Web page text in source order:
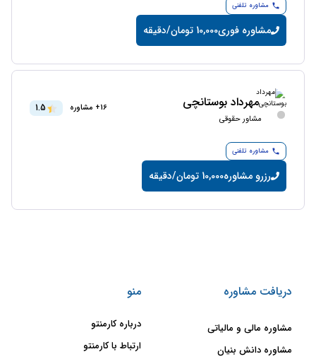
مشاوره تلفنی
مشاوره فوری10,000 تومان/دقیقه
مهرداد بوستانچی
مشاور حقوقی
16+ مشاوره 1.5
مشاوره تلفنی
رزرو مشاوره10,000 تومان/دقیقه
دریافت مشاوره
مشاوره مالی و مالیاتی
مشاوره دانش بنیان
منو
درباره کارمنتو
ارتباط با کارمنتو